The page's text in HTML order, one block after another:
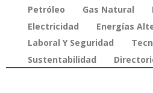
Petróleo Gas Natural
Electricidad
Energías
Laboral Y Seguridad
Sustentabilidad